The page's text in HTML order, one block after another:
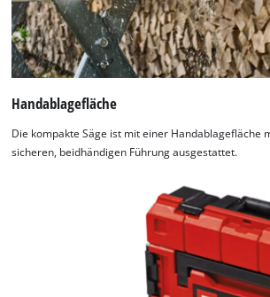
Handablagefläche
Die kompakte Säge ist mit einer Handablagefläche
sicheren, beidhändigen Führung ausgestattet.